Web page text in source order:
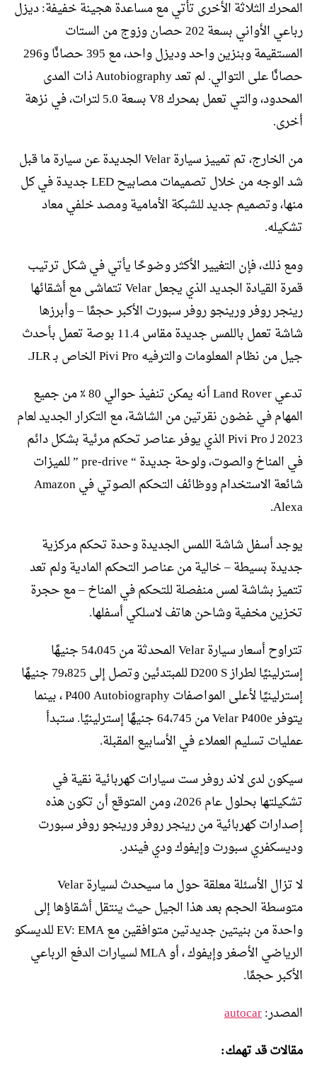
المحرك الثلاثة الأخرى تأتي مع مساعدة هجينة خفيفة: ديزل
رباعي الأواني بسعة 202 حصان وزوج من الستات
المستقيمة وبنزين واحد وديزل واحد، مع 395 حصانًا و296
حصانًا على التوالي. لم تعد Autobiography ذات المدى
المحدود، والتي تعمل بمحرك V8 بسعة 5.0 لترات، في نزهة
أخرى.
من الخارج، تم تمييز سيارة Velar الجديدة عن سيارة ما قبل
شد الوجه من خلال تصميمات مصابيح LED جديدة في كل
منها، وتصميم جديد للشبكة الأمامية ومصد خلفي معاد
تشكيله.
ومع ذلك، فإن التغيير الأكثر وضوحًا يأتي في شكل ترتيب
قمرة القيادة الجديد الذي يجعل Velar تتماشى مع أشقائها
رينجر روفر ورينجو روفر سبورت الأكبر حجمًا – وأبرزها
شاشة تعمل باللمس جديدة مقاس 11.4 بوصة تعمل بأحدث
جيل من نظام المعلومات والترفيه Pivi Pro الخاص بـ JLR.
تدعي Land Rover أنه يمكن تنفيذ حوالي 80 ٪ من جميع
المهام في غضون نقرتين من الشاشة، مع التكرار الجديد لعام
2023 لـ Pivi Pro الذي يوفر عناصر تحكم مرئية بشكل دائم
في المناخ والصوت، ولوحة جديدة “ pre-drive ” للميزات
شائعة الاستخدام ووظائف التحكم الصوتي في Amazon
Alexa.
يوجد أسفل شاشة اللمس الجديدة وحدة تحكم مركزية
جديدة بسيطة – خالية من عناصر التحكم المادية ولم تعد
تتميز بشاشة لمس منفصلة للتحكم في المناخ – مع حجرة
تخزين مخفية وشاحن هاتف لاسلكي أسفلها.
تتراوح أسعار سيارة Velar المحدثة من 54،045 جنيهًا
إسترلينيًا لطراز D200 S للمبتدئين وتصل إلى 79،825 جنيهًا
إسترلينيًا لأعلى المواصفات P400 Autobiography ، بينما
يتوفر Velar P400e من 64،745 جنيهًا إسترلينيًا. ستبدأ
عمليات تسليم العملاء في الأسابيع المقبلة.
سيكون لدى لاند روفر ست سيارات كهربائية نقية في
تشكيلتها بحلول عام 2026، ومن المتوقع أن تكون هذه
إصدارات كهربائية من رينجر روفر ورينجو روفر سبورت
وديسكفري سبورت وإيفوك ودي فيندر.
لا تزال الأسئلة معلقة حول ما سيحدث لسيارة Velar
متوسطة الحجم بعد هذا الجيل حيث ينتقل أشقاؤها إلى
واحدة من بنيتين جديدتين متوافقين مع EV: EMA للديسكو
الرياضي الأصغر وإيفوك ، أو MLA لسيارات الدفع الرباعي
الأكبر حجمًا.
المصدر:autocar
مقالات قد تهمك: